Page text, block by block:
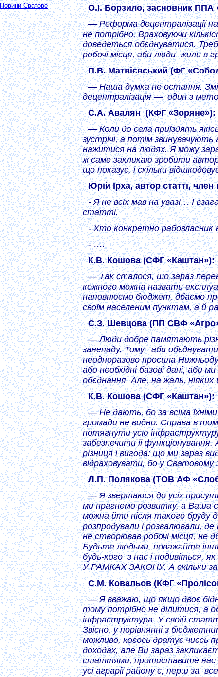
Новини Сватове
О.І. Борзило, засновник ППА
— Реформа децентралізації
не потрібно. Враховуючи
доведеться обєднуватися.
робочі місця, аби люди жили в
П.В. Матвієвський (ФГ
— Наша думка не остання.
децентралізація — один з
С.А. Авалян (КФГ «Зоряне»):
— Коли до села приїздять
зустрічі, а потім
нажитися на людях. Я можу
ж саме закликаю зробити
що показує, і скільки
Юрій Ірха, автор статті,
- Я не всіх мав на увазі… І
статті.
- Хто конкретно рабовласник
- ….
К.В. Кошова (СФГ «Каштан»):
— Так сталося, що зараз
кожного можна назвати
наповнюємо бюджет, дбаємо
своїм населеним пунктам, а й
С.З. Шевцова (ПП СВФ
— Люди добре памятають
занепаду. Тому, аби
неодноразово просила
або необхідні базові дані, аби
обєднання. Але, на жаль,
К.В. Кошова (СФГ «Каштан»):
— Не дають, бо за всіма їхніми
громади не видно. Справа в
потягнути усю
забезпечити її
різниця і вигода: що ми зараз
відраховувати, бо у Сватовому
Л.П. Полякова (ТОВ АФ
— Я звертаюся до усіх
ми прагнемо розвитку, а Ваша
можна йти після такого бруду
розпродували і розвалювали,
не створював робочі місця,
Будьте людьми, поважайте
будь-кого з нас і
У РАМКАХ ЗАКОНУ. А скільки
С.М. Ковальов (КФГ
— Я вважаю, що якщо двоє
тому потрібно не ділитися, а
інфраструктура. У своїй
Звісно, у порівнянні з
можливо, когось дратує чиєсь
доходах, але Ви зараз
статтями, протиставите нас
усі аграрії району є, перш за